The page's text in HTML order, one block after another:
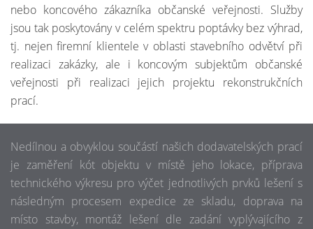
nebo koncového zákazníka občanské veřejnosti. Služby
jsou tak poskytovány v celém spektru poptávky bez výhrad,
tj. nejen firemní klientele v oblasti stavebního odvětví při
realizaci zakázky, ale i koncovým subjektům občanské
veřejnosti při realizaci jejich projektu rekonstrukčních
prací.
Nedílnou a obvyklou součástí našich dodavatelských prací
je zaměření kót objektu v místě jeho lokace, příprava
technického výkresu pro výčet jednotlivých prvků lešení s
následným procesem expedice ze skladu, doprava na
místo stavby, montáž lešení dle zadání vyplývajícího z